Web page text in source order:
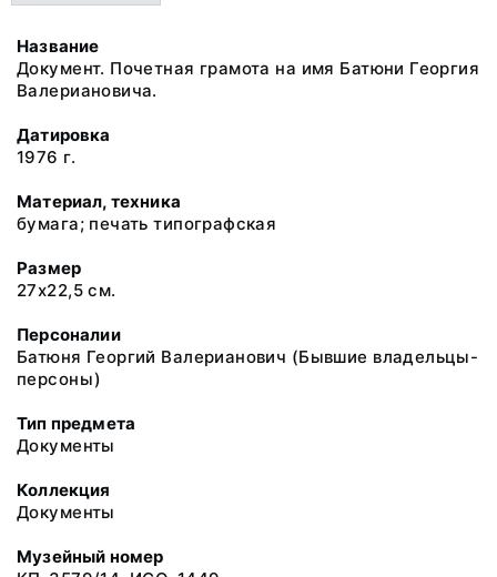
Название
Документ. Почетная грамота на имя Батюни Георгия
Валериановича.
Датировка
1976 г.
Материал, техника
бумага; печать типографская
Размер
27х22,5 см.
Персоналии
Батюня Георгий Валерианович (Бывшие владельцы-
персоны)
Тип предмета
Документы
Коллекция
Документы
Музейный номер